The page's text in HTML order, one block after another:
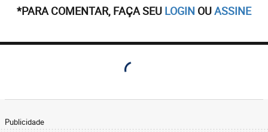
*PARA COMENTAR, FAÇA SEU LOGIN OUASSINE
Publicidade